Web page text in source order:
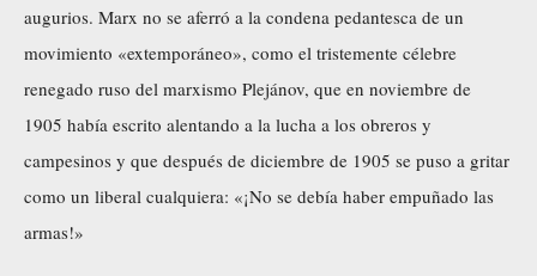
augurios. Marx no se aferró a la condena pedantesca de un
movimiento «extemporáneo», como el tristemente célebre
renegado ruso del marxismo Plejánov, que en noviembre de
1905 había escrito alentando a la lucha a los obreros y
campesinos y que después de diciembre de 1905 se puso a gritar
como un liberal cualquiera: «¡No se debía haber empuñado las
armas!»